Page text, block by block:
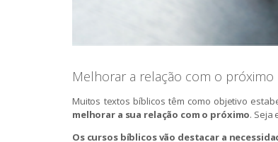
Melhorar a relação com o próximo
Muitos textos bíblicos têm como objetivo
melhorar a sua relação com o próximo. Seja
Os cursos bíblicos vão destacar a